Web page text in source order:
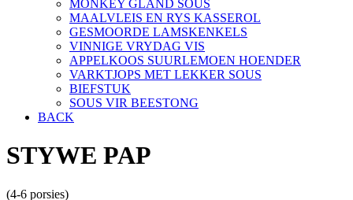
MONKEY GLAND SOUS
MAALVLEIS EN RYS KASSEROL
GESMOORDE LAMSKENKELS
VINNIGE VRYDAG VIS
APPELKOOS SUURLEMOEN HOENDER
VARKTJOPS MET LEKKER SOUS
BIEFSTUK
SOUS VIR BEESTONG
BACK
STYWE PAP
(4-6 porsies)